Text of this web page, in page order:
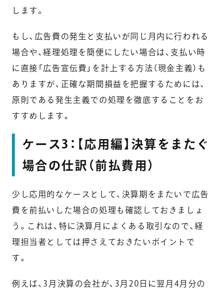
します。
もし、広告費の発生と支払いが同じ月内に行われる
場合や、経理処理を簡便にしたい場合は、支払い時
に直接「広告宣伝費」を計上する方法（現金主義）も
ありますが、正確な期間損益を把握するためには、
原則である発生主義での処理を徹底することをお
すすめします。
ケース3：【応用編】決算をまたぐ
場合の仕訳（前払費用）
少し応用的なケースとして、決算期をまたいで広告
費を前払いした場合の処理も確認しておきましょ
う。これは、特に決算月によくある取引なので、経
理担当者としては押さえておきたいポイントで
す。
例えば、3月決算の会社が、3月20日に翌月4月分の